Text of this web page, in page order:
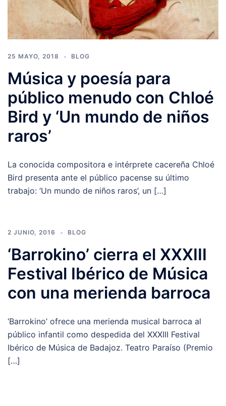
25 MAYO, 2018 BLOG
Música y poesía para
público menudo con Chloé
Bird y ‘Un mundo de niños
raros’
La conocida compositora e intérprete cacereña Chloé
Bird presenta ante el público pacense su último
trabajo: ‘Un mundo de niños raros’, un […]
2 JUNIO, 2016 BLOG
‘Barrokino’ cierra el XXXIII
Festival Ibérico de Música
con una merienda barroca
‘Barrokino’ ofrece una merienda musical barroca al
público infantil como despedida del XXXIII Festival
Ibérico de Música de Badajoz. Teatro Paraíso (Premio
[…]